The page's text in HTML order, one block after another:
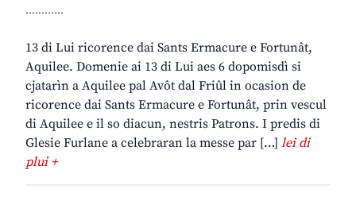
............
13 di Lui ricorence dai Sants Ermacure e Fortunât,
Aquilee. Domenie ai 13 di Lui aes 6 dopomisdì si
cjatarìn a Aquilee pal Avôt dal Friûl in ocasion de
ricorence dai Sants Ermacure e Fortunât, prin vescul
di Aquilee e il so diacun, nestris Patrons. I predis di
Glesie Furlane a celebraran la messe par […] lei di
plui +